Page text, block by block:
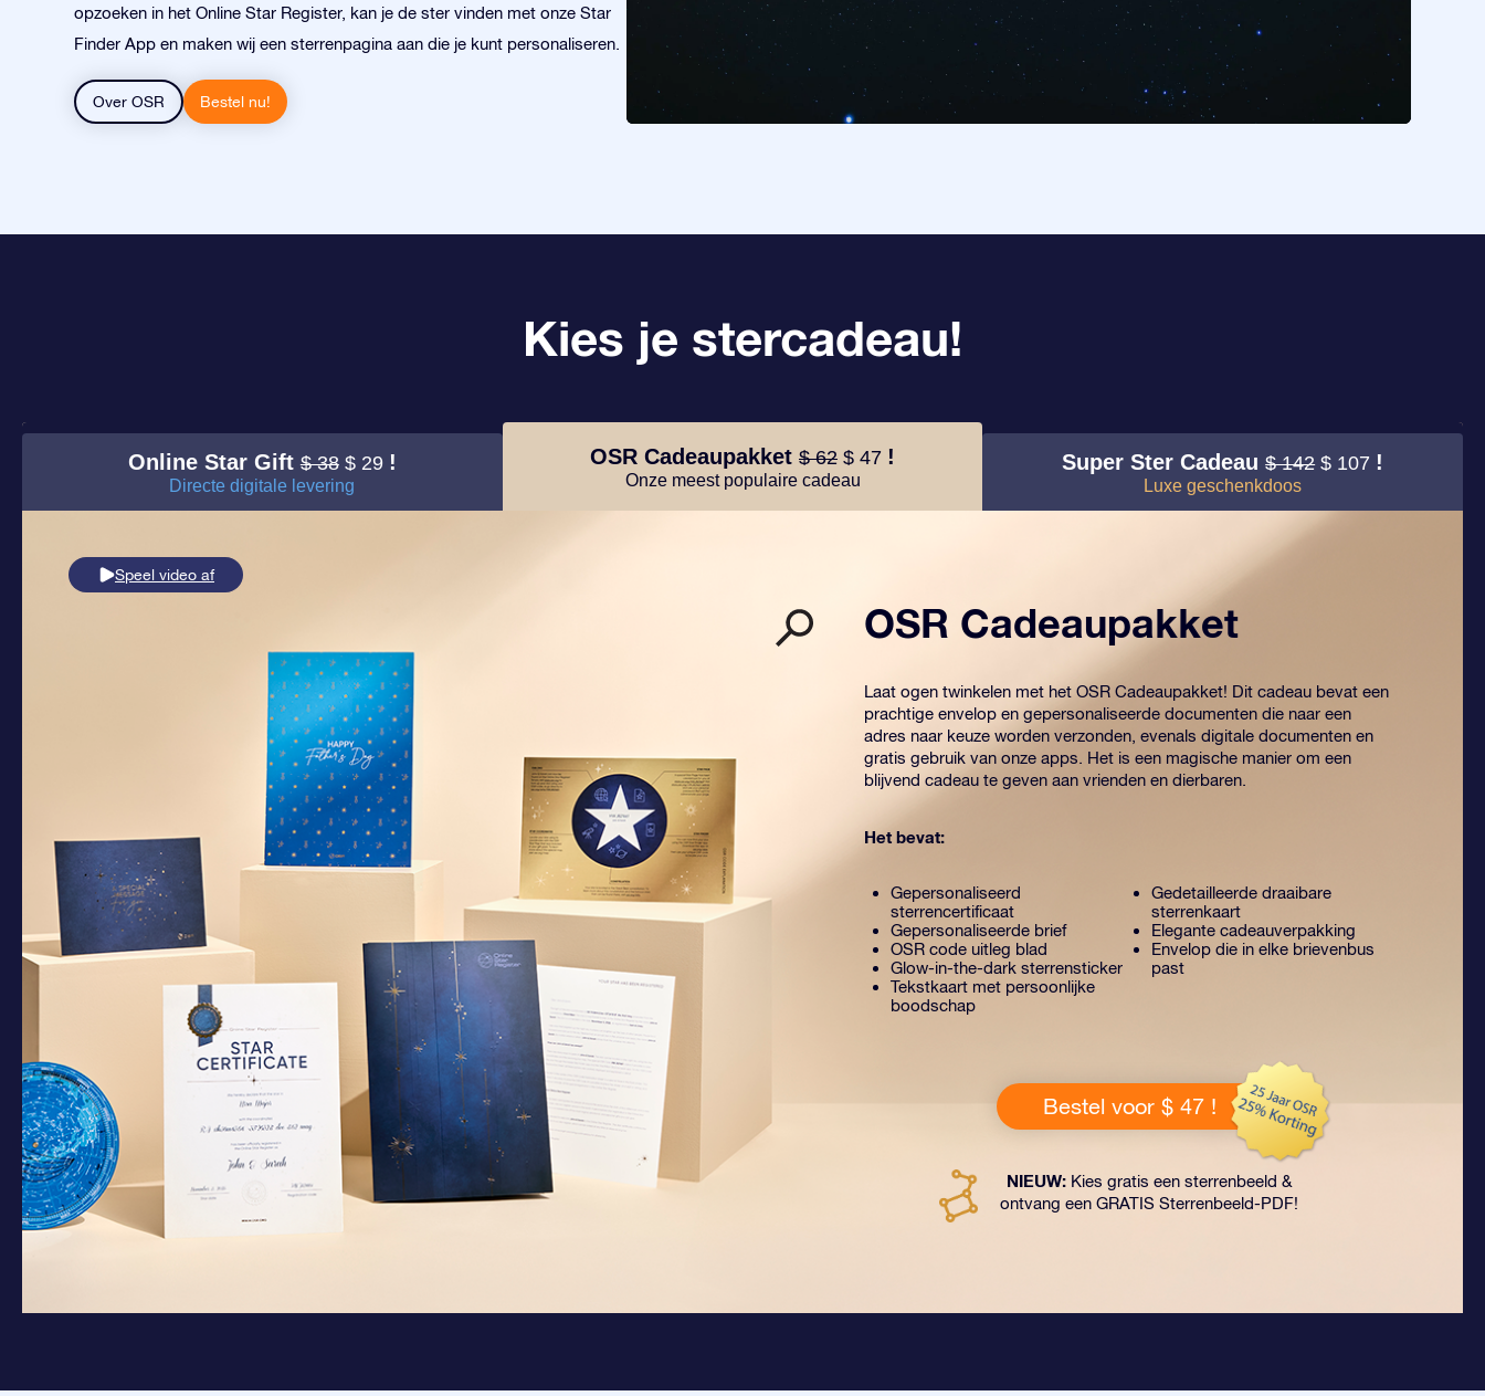
opzoeken in het Online Star Register, kan je de ster vinden met onze Star
Finder App en maken wij een sterrenpagina aan die je kunt personaliseren.
Over OSR Bestel nu!
Kies je stercadeau!
Online Star Gift$ 38 $ 29 !
Directe digitale levering
OSR Cadeaupakket $ 62 $ 47 !
Onze meest populaire cadeau
Super Ster Cadeau$ 142 $ 107 !
Luxe geschenkdoos
Speel video af
OSR Cadeaupakket
Laat ogen twinkelen met het OSR Cadeaupakket! Dit cadeau bevat een
prachtige envelop en gepersonaliseerde documenten die naar een
adres naar keuze worden verzonden, evenals digitale documenten en
gratis gebruik van onze apps. Het is een magische manier om een
blijvend cadeau te geven aan vrienden en dierbaren.
Het bevat:
Gepersonaliseerd
sterrencertificaat
Gepersonaliseerde brief
OSR code uitleg blad
Glow-in-the-dark sterrensticker
Tekstkaart met persoonlijke
boodschap
Gedetailleerde draaibare
sterrenkaart
Elegante cadeauverpakking
Envelop die in elke brievenbus
past
Bestel voor $ 47 !
NIEUW:Kies gratis een sterrenbeeld &
ontvang een GRATIS Sterrenbeeld-PDF!